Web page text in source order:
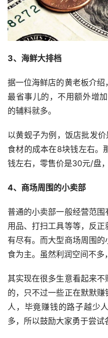
3、海鲜大排档
据一位海鲜店的黄老板介
最省事儿的，不用额外增
的辅料就多。
以黄蚬子为例，饭店批发
食材的成本在8块钱左右。
钱左右，零售价是30元/盘
4、商场周围的小卖部
普通的小卖部一般经营范
用品、打扫工具等等，反
有尽有。而大型商场周围
食为主。虽然利润空间不多
其实现在很多生意看起来
的，只不过一些正在默默
人，毕竟赚钱的路子越少
多，所以鼓励大家勇于尝试